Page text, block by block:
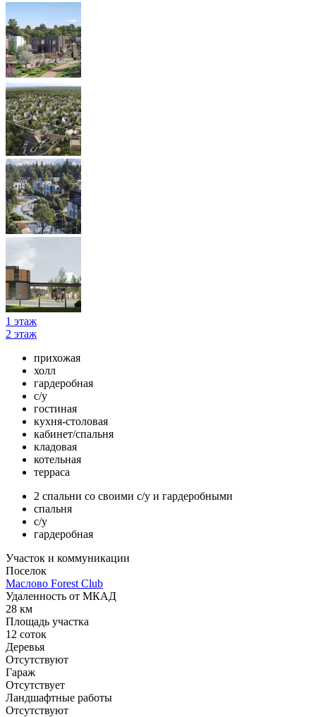
1 этаж
2 этаж
прихожая
холл
гардеробная
с/у
гостиная
кухня-столовая
кабинет/спальня
кладовая
котельная
терраса
2 спальни со своими с/у и гардеробными
спальня
с/у
гардеробная
Участок и коммуникации
Поселок
Маслово Forest Club
Удаленность от МКАД
28 км
Площадь участка
12 соток
Деревья
Отсутствуют
Гараж
Отсутствует
Ландшафтные работы
Отсутствуют